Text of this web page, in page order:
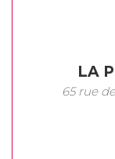
LA
65 rue